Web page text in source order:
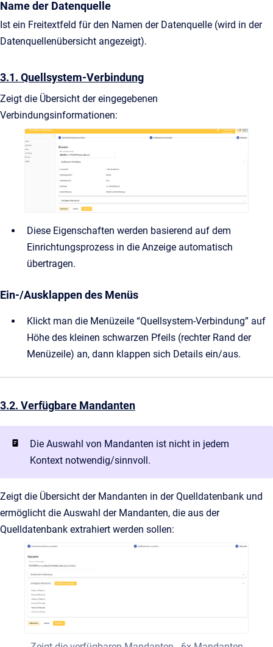
Name der Datenquelle
Ist ein Freitextfeld für den Namen der Datenquelle (wird in der
Datenquellenübersicht angezeigt).
3.1. Quellsystem-Verbindung
Zeigt die Übersicht der eingegebenen
Verbindungsinformationen:
Diese Eigenschaften werden basierend auf dem
Einrichtungsprozess in die Anzeige automatisch
übertragen.
Ein-/Ausklappen des Menüs
Klickt man die Menüzeile “Quellsystem-Verbindung” auf
Höhe des kleinen schwarzen Pfeils (rechter Rand der
Menüzeile) an, dann klappen sich Details ein/aus.
3.2. Verfügbare Mandanten
Die Auswahl von Mandanten ist nicht in jedem
Kontext notwendig/sinnvoll.
Zeigt die Übersicht der Mandanten in der Quelldatenbank und
ermöglicht die Auswahl der Mandanten, die aus der
Quelldatenbank extrahiert werden sollen: